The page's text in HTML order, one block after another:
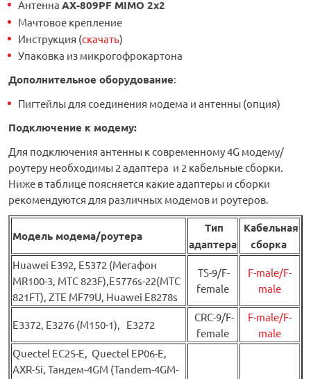
Антенна АX-809PF MIMO 2х2
Мачтовое крепление
Инструкция (скачать)
Упаковка из микрогофрокартона
Дополнительное оборудование:
Пигтейлы для соединения модема и антенны (опция)
Подключение к модему:
Для подключения антенны к современному 4G модему/
роутеру необходимы 2 адаптера и 2 кабельные сборки.
Ниже в таблице поясняется какие адаптеры и сборки
рекомендуются для различных модемов и роутеров.
Модель модема/роутера
Тип
адаптера
Кабельная
сборка
Huawei Е392, E5372 (Мегафон
MR100-3, МТС 823F),E5776s-22(МТС
821FT), ZTE MF79U, Huawei E8278s
TS-9/F-
female
F-male/F-
male
E3372, E3276 (М150-1), E3272
CRC-9/F-
female
F-male/F-
male
Quectel EC25-E, Quectel EP06-E,
AXR-5i, Тандем-4GM (Tandem-4GM-